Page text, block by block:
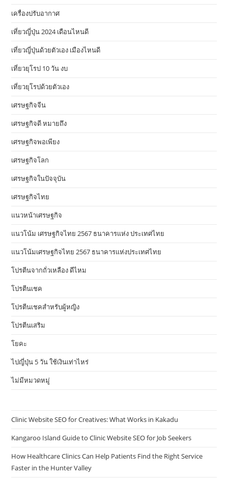
เครื่องปรับอากาศ
เที่ยวญี่ปุ่น 2024 เดือนไหนดี
เที่ยวญี่ปุ่นด้วยตัวเอง เมืองไหนดี
เที่ยวยุโรป 10 วัน งบ
เที่ยวยุโรปด้วยตัวเอง
เศรษฐกิจจีน
เศรษฐกิจดี หมายถึง
เศรษฐกิจพอเพียง
เศรษฐกิจโลก
เศรษฐกิจในปัจจุบัน
เศรษฐกิจไทย
แนวหน้าเศรษฐกิจ
แนวโน้ม เศรษฐกิจไทย 2567 ธนาคารแห่ง ประเทศไทย
แนวโน้มเศรษฐกิจไทย 2567 ธนาคารแห่งประเทศไทย
โปรตีนจากถั่วเหลือง ดีไหม
โปรตีนเชค
โปรตีนเชคสำหรับผู้หญิง
โปรตีนเสริม
โยคะ
ไปญี่ปุ่น 5 วัน ใช้เงินเท่าไหร่
ไม่มีหมวดหมู่
Clinic Website SEO for Creatives: What Works in Kakadu
Kangaroo Island Guide to Clinic Website SEO for Job Seekers
How Healthcare Clinics Can Help Patients Find the Right Service
Faster in the Hunter Valley